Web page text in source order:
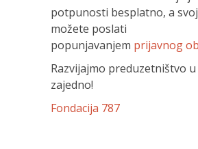
potpunosti besplatno, a
možete poslati
popunjavanjem prijavnog
Razvijajmo preduzetništvo u
zajedno!
Fondacija 787